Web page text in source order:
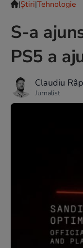
|Ştiri|Tehnologie
S-a
PS5 a
Claudiu
Jurnalist